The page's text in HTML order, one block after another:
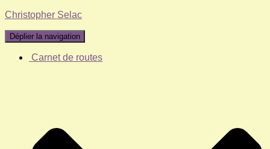
Christopher Selac
Déplier la navigation
Carnet de routes